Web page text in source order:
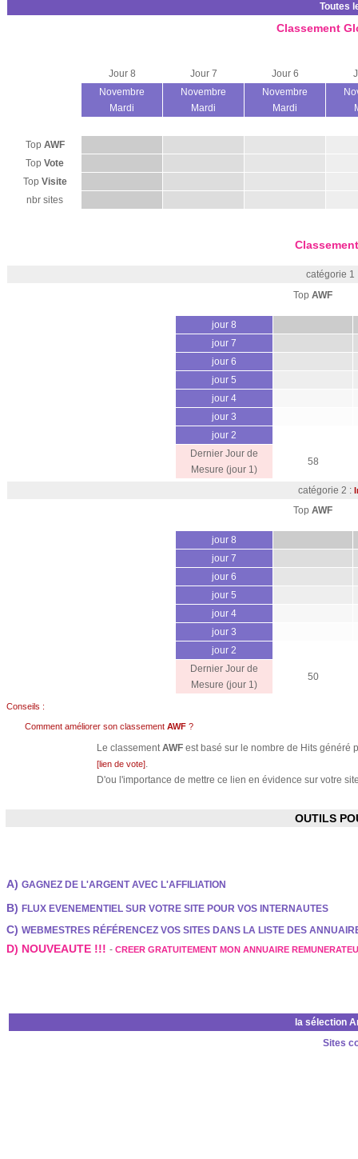
Toutes
Classement
Jour 8 Jour 7 Jour 6
Novembre
Mardi
Novembre
Mardi
Novembre
Mardi
Top AWF
Top Vote
Top Visite
nbr sites
catégorie 1
Top AWF
jour 8
jour 7
jour 6
jour 5
jour 4
jour 3
jour 2
Dernier Jour de
Mesure (jour 1)
58
catégorie 2 :
Top AWF
jour 8
jour 7
jour 6
jour 5
jour 4
jour 3
jour 2
Dernier Jour de
Mesure (jour 1)
50
Conseils :
Comment améliorer son classement AWF ?
Le classementAWF est basé sur le nombre de Hits généré
[lien de vote].
D'ou l'importance de mettre ce lien en évidence sur votre
OUTILS
A) GAGNEZ DE L'ARGENT AVEC L'AFFILIATION
B) FLUX EVENEMENTIEL SUR VOTRE SITE POUR VOS INTERNAUTES
C) WEBMESTRES RÉFÉRENCEZ VOS SITES DANS LA LISTE DES
D) NOUVEAUTE !!! - CREER GRATUITEMENT MON ANNUAIRE
la sélection
Sites